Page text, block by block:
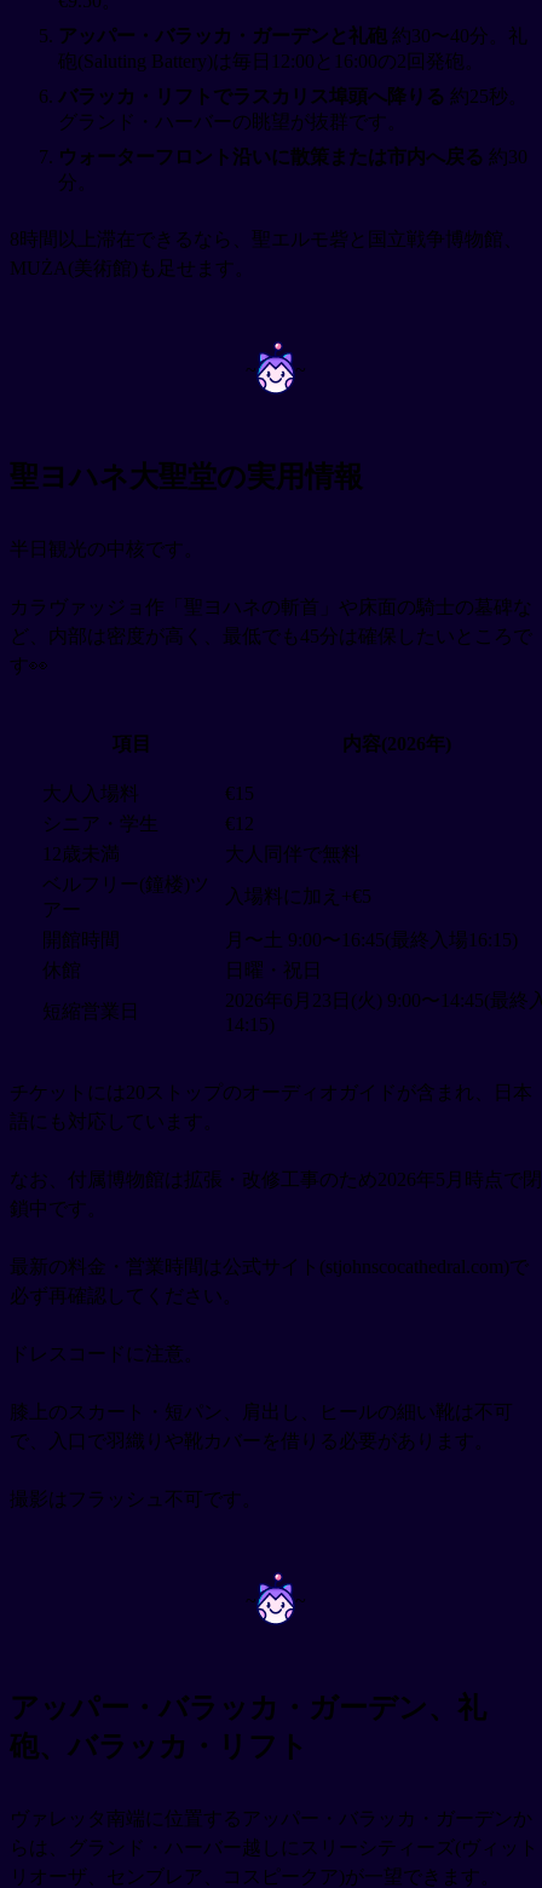
アッパー・バラッカ・ガーデンと礼砲 約30〜40分。礼
砲(Saluting Battery)は毎日12:00と16:00の2回発砲。
バラッカ・リフトでラスカリス埠頭へ降りる 約25秒。
グランド・ハーバーの眺望が抜群です。
ウォーターフロント沿いに散策または市内へ戻る 約30
分。
8時間以上滞在できるなら、聖エルモ砦と国立戦争博物館、
MUŻA(美術館)も足せます。
~ ~
聖ヨハネ大聖堂の実用情報
半日観光の中核です。
カラヴァッジョ作「聖ヨハネの斬首」や床面の騎士の墓碑な
ど、内部は密度が高く、最低でも45分は確保したいところで
す👀
項目 内容(2026年)
大人入場料
€15
シニア・学生
€12
12歳未満
大人同伴で無料
ベルフリー(鐘楼)ツ
アー
入場料に加え+€5
開館時間
月〜土 9:00〜16:45(最終入場16:15)
休館
日曜・祝日
短縮営業日
2026年6月23日(火) 9:00〜14:45(最終
14:15)
チケットには20ストップのオーディオガイドが含まれ、日本
語にも対応しています。
なお、付属博物館は拡張・改修工事のため2026年5月時点で閉
鎖中です。
最新の料金・営業時間は公式サイト(stjohnscocathedral.com)で
必ず再確認してください。
ドレスコードに注意。
膝上のスカート・短パン、肩出し、ヒールの細い靴は不可
で、入口で羽織りや靴カバーを借りる必要があります。
撮影はフラッシュ不可です。
~ ~
アッパー・バラッカ・ガーデン、礼
砲、バラッカ・リフト
ヴァレッタ南端に位置するアッパー・バラッカ・ガーデンか
らは、グランド・ハーバー越しにスリーシティーズ(ヴィット
リオーザ、センブレア、コスピークア)が一望できます。